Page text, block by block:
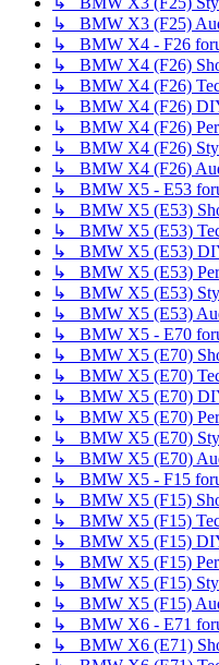
↳ BMW X3 (F25)
↳ BMW X4 - F26
↳ BMW X4 (F26)
↳ BMW X4 (F26)
↳ BMW X4 (F26)
↳ BMW X4 (F26)
↳ BMW X4 (F26)
↳ BMW X4 (F26)
↳ BMW X5 - E53
↳ BMW X5 (E53)
↳ BMW X5 (E53)
↳ BMW X5 (E53)
↳ BMW X5 (E53)
↳ BMW X5 (E53)
↳ BMW X5 (E53)
↳ BMW X5 - E70
↳ BMW X5 (E70)
↳ BMW X5 (E70)
↳ BMW X5 (E70)
↳ BMW X5 (E70)
↳ BMW X5 (E70)
↳ BMW X5 (E70)
↳ BMW X5 - F15
↳ BMW X5 (F15)
↳ BMW X5 (F15)
↳ BMW X5 (F15)
↳ BMW X5 (F15)
↳ BMW X5 (F15)
↳ BMW X5 (F15)
↳ BMW X6 - E71
↳ BMW X6 (E71)